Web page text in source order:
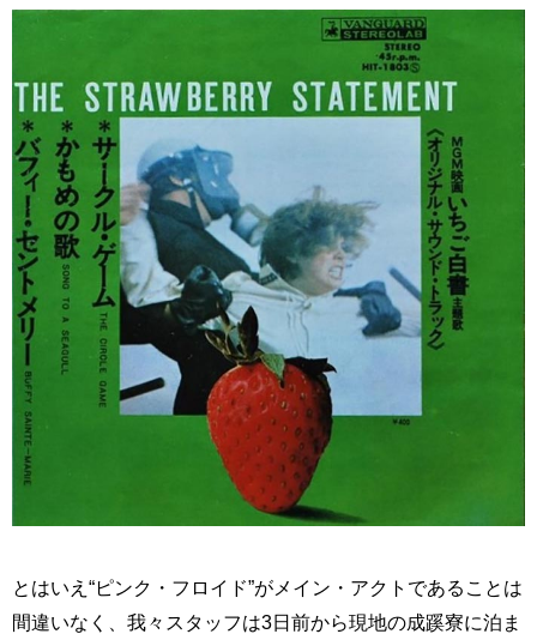
とはいえ“ピンク・フロイド”がメイン・アクトであることは
間違いなく、我々スタッフは3日前から現地の成蹊寮に泊ま